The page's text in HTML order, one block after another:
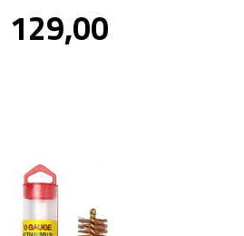
Pris
129,00